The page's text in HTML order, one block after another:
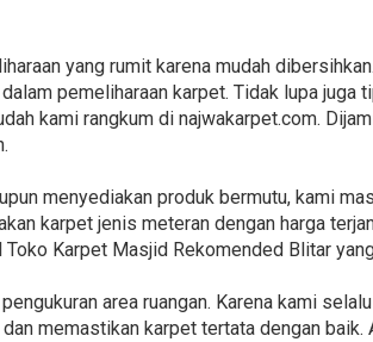
yang rumit karena mudah
pemeliharaan karpet. Tidak lupa
kami rangkum di najwakarpet.com.
menyediakan produk bermutu, kami
karpet jenis meteran dengan harga
Karpet Masjid Rekomended Blitar
area ruangan. Karena kami
memastikan karpet tertata dengan